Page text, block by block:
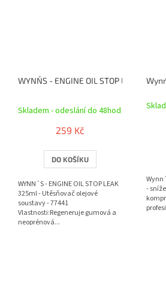
WYNN´S - ENGINE OIL STOP LEAK
hodnocení
je
z
5
Skladem - odeslání do 48hod
259 Kč
DO KOŠÍKU
WYNN´S - ENGINE OIL STOP LEAK
325ml - Utěsňovač olejové
soustavy - 77441
Vlastnosti:Regeneruje gumová a
neoprénová...
-